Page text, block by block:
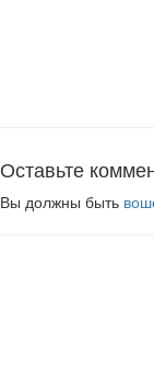
Оставьте
Вы должны быть